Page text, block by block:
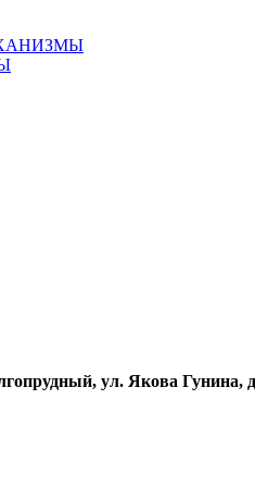
ул. Якова Гунина,